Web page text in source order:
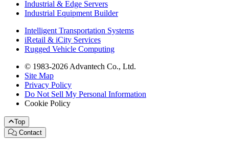
Industrial & Edge Servers
Industrial Equipment Builder
Intelligent Transportation Systems
iRetail & iCity Services
Rugged Vehicle Computing
© 1983-2026 Advantech Co., Ltd.
Site Map
Privacy Policy
Do Not Sell My Personal Information
Cookie Policy
Top
Contact